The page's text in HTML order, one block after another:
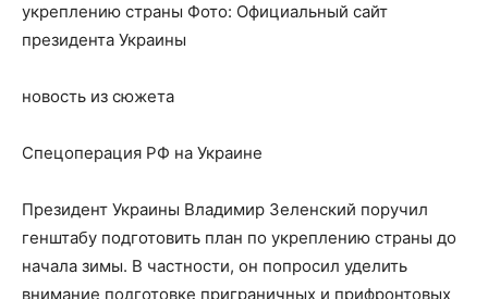
укреплению страны Фото: Официальный сайт
президента Украины
новость из сюжета
Спецоперация РФ на Украине
Президент Украины Владимир Зеленский поручил
генштабу подготовить план по укреплению страны до
начала зимы. В частности, он попросил уделить
внимание подготовке приграничных и прифронтовых